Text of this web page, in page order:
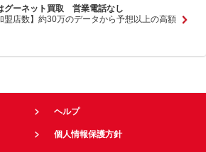
グーネット買取 営業電話なし
盟店数】約30万のデータから予想以上の高額
ヘルプ
個人情報保護方針